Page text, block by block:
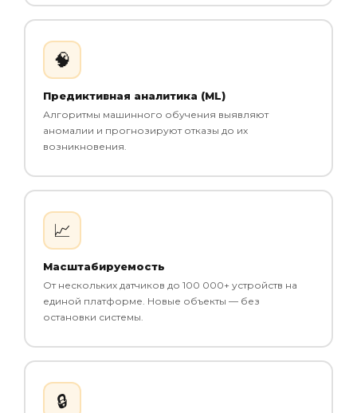
🧠
Предиктивная аналитика (ML)
Алгоритмы машинного обучения выявляют
аномалии и прогнозируют отказы до их
возникновения.
📈
Масштабируемость
От нескольких датчиков до 100 000+ устройств на
единой платформе. Новые объекты — без
остановки системы.
🔒